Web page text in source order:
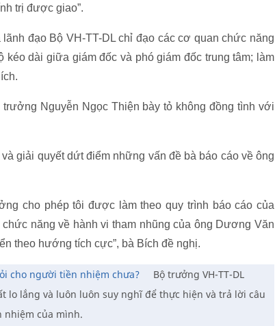
trị được giao”.
đạo Bộ VH-TT-DL chỉ đạo các cơ quan chức năng
dài giữa giám đốc và phó giám đốc trung tâm; làm
Nguyễn Ngọc Thiện bày tỏ không đồng tình với
giải quyết dứt điểm những vấn đề bà báo cáo về ông
cho phép tôi được làm theo quy trình báo cáo của
năng về hành vi tham nhũng của ông Dương Văn
theo hướng tích cực”, bà Bích đề nghị.
cho người tiền nhiệm chưa?
Bộ trưởng VH-TT-DL
lo lắng và luôn luôn suy nghĩ để thực hiện và trả lời câu
nhiệm của mình.